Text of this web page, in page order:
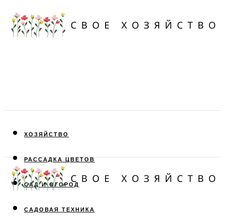
ХОЗЯЙСТВО
РАССАДКА ЦВЕТОВ
САД И ОГОРОД
САДОВАЯ ТЕХНИКА